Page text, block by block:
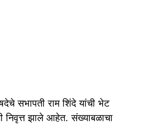
सभापती राम शिंदे यांची भेट
निवृत्त झाले आहेत. संख्याबळाचा